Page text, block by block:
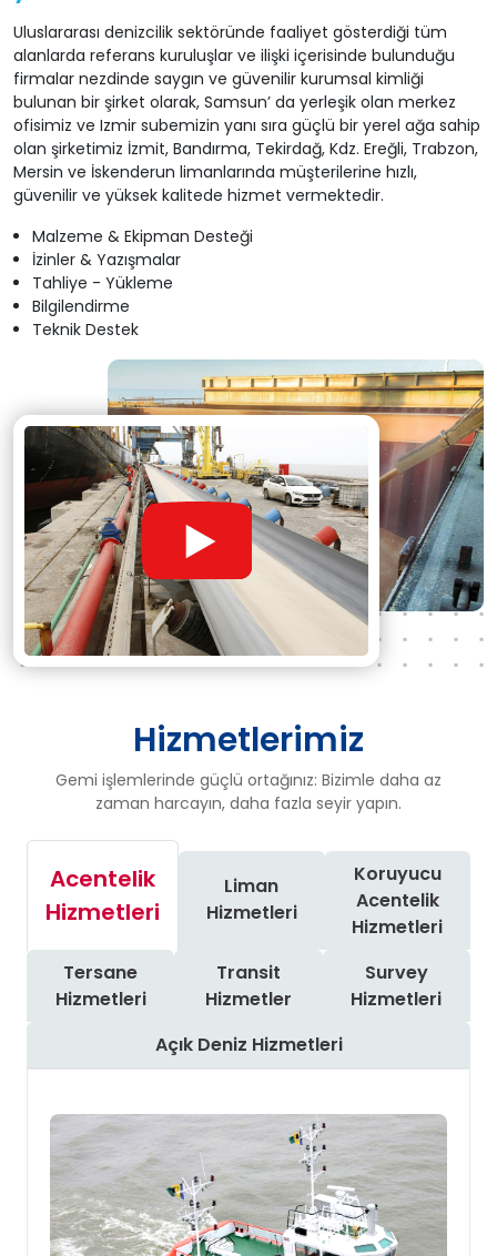
Uluslararası denizcilik sektöründe faaliyet gösterdiği tüm
alanlarda referans kuruluşlar ve ilişki içerisinde bulunduğu
firmalar nezdinde saygın ve güvenilir kurumsal kimliği
bulunan bir şirket olarak, Samsun’ da yerleşik olan merkez
ofisimiz ve Izmir subemizin yanı sıra güçlü bir yerel ağa sahip
olan şirketimiz İzmit, Bandırma, Tekirdağ, Kdz. Ereğli, Trabzon,
Mersin ve İskenderun limanlarında müşterilerine hızlı,
güvenilir ve yüksek kalitede hizmet vermektedir.
Malzeme & Ekipman Desteği
İzinler & Yazışmalar
Tahliye - Yükleme
Bilgilendirme
Teknik Destek
Hizmetlerimiz
Gemi işlemlerinde güçlü ortağınız: Bizimle daha az
zaman harcayın, daha fazla seyir yapın.
Acentelik
Hizmetleri
Liman
Hizmetleri
Koruyucu
Acentelik
Hizmetleri
Tersane
Hizmetleri
Transit
Hizmetler
Survey
Hizmetleri
Açık Deniz Hizmetleri